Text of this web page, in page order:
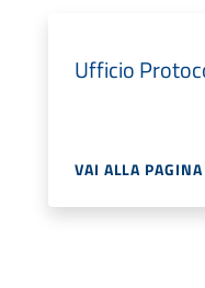
Ufficio
VAI ALLA PAGINA